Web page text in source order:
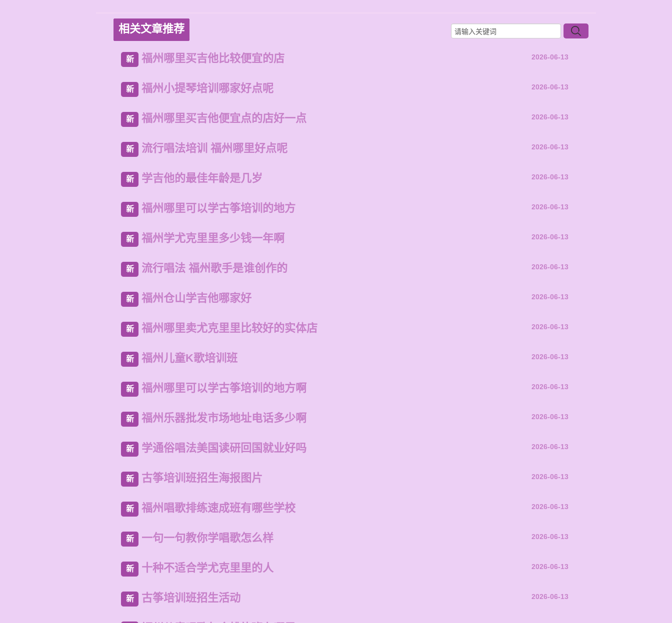
相关文章推荐
新 福州哪里买吉他比较便宜的店 2026-06-13
新 福州小提琴培训哪家好点呢 2026-06-13
新 福州哪里买吉他便宜点的店好一点 2026-06-13
新 流行唱法培训 福州哪里好点呢 2026-06-13
新 学吉他的最佳年龄是几岁 2026-06-13
新 福州哪里可以学古筝培训的地方 2026-06-13
新 福州学尤克里里多少钱一年啊 2026-06-13
新 流行唱法 福州歌手是谁创作的 2026-06-13
新 福州仓山学吉他哪家好 2026-06-13
新 福州哪里卖尤克里里比较好的实体店 2026-06-13
新 福州儿童K歌培训班 2026-06-13
新 福州哪里可以学古筝培训的地方啊 2026-06-13
新 福州乐器批发市场地址电话多少啊 2026-06-13
新 学通俗唱法美国读研回国就业好吗 2026-06-13
新 古筝培训班招生海报图片 2026-06-13
新 福州唱歌排练速成班有哪些学校 2026-06-13
新 一句一句教你学唱歌怎么样 2026-06-13
新 十种不适合学尤克里里的人 2026-06-13
新 古筝培训班招生活动 2026-06-13